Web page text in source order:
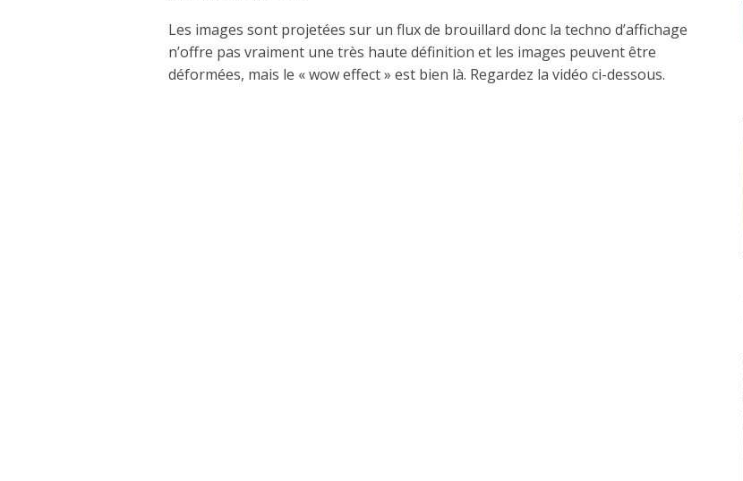
Les images sont projetées sur un flux de brouillard donc la techno d’affichage
n’offre pas vraiment une très haute définition et les images peuvent être
déformées, mais le « wow effect » est bien là. Regardez la vidéo ci-dessous.